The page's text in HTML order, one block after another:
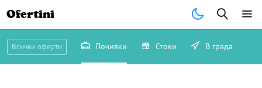
Ofertini
Всички оферти Почивки Стоки В града